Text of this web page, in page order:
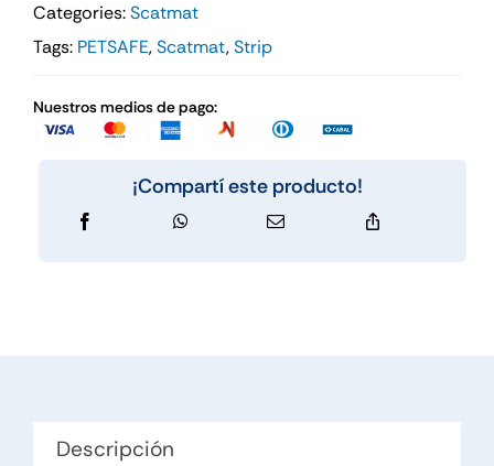
Categories:Scatmat
Tags: PETSAFE,Scatmat,Strip
Nuestros medios de pago:
¡Compartí este producto!
Descripción